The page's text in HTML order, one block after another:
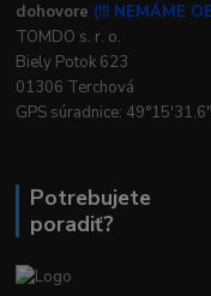
dohovore (!!! NEMÁME
TOMDO s. r. o.
Biely Potok 623
01306 Terchová
GPS súradnice:
Potrebujete
poradiť?